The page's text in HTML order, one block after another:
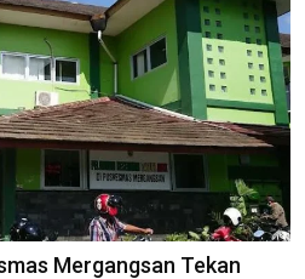
Mergangsan Tekan